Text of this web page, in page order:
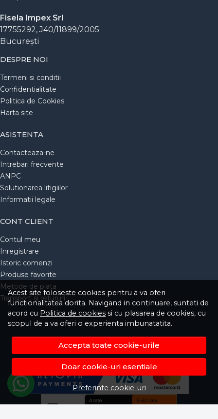
Acest site foloseste cookies pentru a va oferi
functionalitatea dorita. Navigand in continuare, sunteti de
acord cu Politica de cookies si cu plasarea de cookies, cu
scopul de a va oferi o experienta imbunatatita.
Accepta toate cookie-urile
Doar cookie-uri esentiale
Preferinte cookie-uri
Fisela Impex Srl
17755292, J40/11899/2005
Bucureşti
DESPRE NOI
Termeni si conditii
Confidentialitate
Politica de Cookies
Harta site
ASISTENTA
Contacteaza-ne
Intrebari frecvente
ANPC
Solutionarea litigiilor
Informatii legale
CONT CLIENT
Contul meu
Inregistrare
Istoric comenzi
Produse favorite
Metode de plata
Transport si retururi